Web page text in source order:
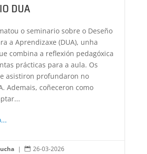
DUA
o seminario sobre o Deseño
a Aprendizaxe (DUA), unha
combina a reflexión pedagóxica
prácticas para a aula. Os
asistiron profundaron no
Ademais, coñeceron como
|  26-03-2026